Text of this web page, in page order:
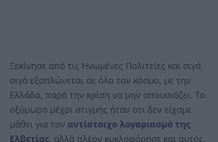
Ξεκίνησε από τις Ηνωμένες Πολιτείες και σιγά
σιγά εξαπλώνεται σε όλο τον κόσμο, με την
Ελλάδα, παρά την κρίση να μην απουσιάζει. Το
οξύμωρο μέχρι στιγμής ήταν οτι δεν είχαμε
μάθει για τον αντίστοιχο λογαριασμό της
Ελβετίας, αλλά πλέον κυκλοφόρησε και αυτός,